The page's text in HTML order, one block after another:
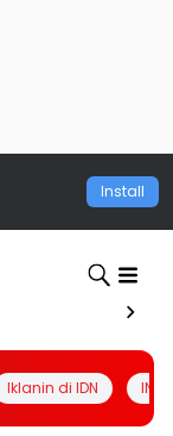
Install
Iklanin di IDN